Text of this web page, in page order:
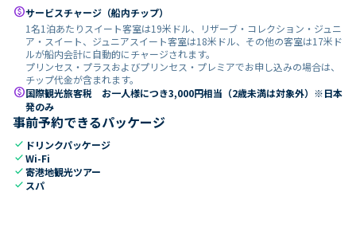
paidサービスチャージ（船内チップ）
1名1泊あたりスイート客室は19米ドル、リザーブ・コレクション・ジュニ
ア・スイート、ジュニアスイート客室は18米ドル、その他の客室は17米ド
ルが船内会計に自動的にチャージされます。
プリンセス・プラスおよびプリンセス・プレミアでお申し込みの場合は、
チップ代金が含まれます。
paid国際観光旅客税 お一人様につき3,000円相当（2歳未満は対象外）※日本
発のみ
事前予約できるパッケージ
check ドリンクパッケージ
checkWi-Fi
check寄港地観光ツアー
check スパ